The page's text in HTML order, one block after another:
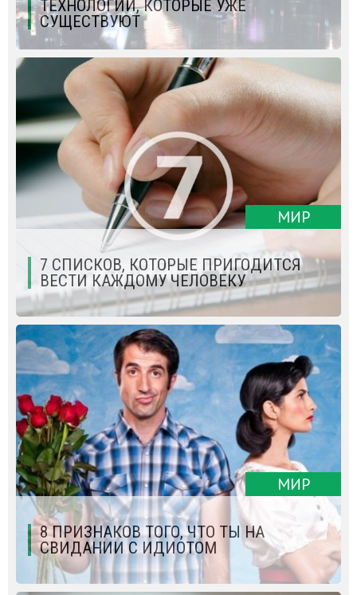
ТЕХНОЛОГИЙ, КОТОРЫЕ УЖЕ
СУЩЕСТВУЮТ
МИР
7 СПИСКОВ, КОТОРЫЕ ПРИГОДИТСЯ
ВЕСТИ КАЖДОМУ ЧЕЛОВЕКУ
МИР
8 ПРИЗНАКОВ ТОГО, ЧТО ТЫ НА
СВИДАНИИ С ИДИОТОМ